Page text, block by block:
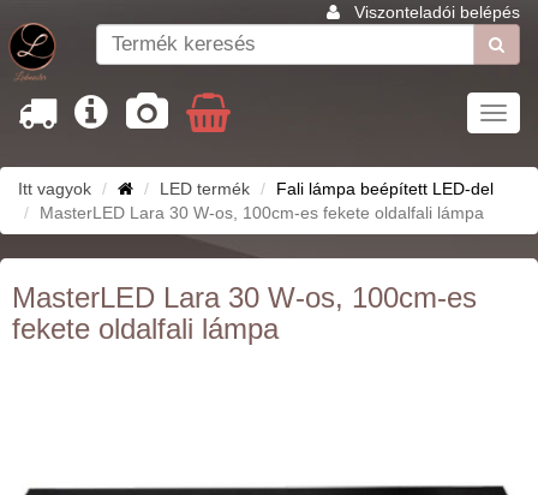
Viszonteladói belépés
Itt vagyok LED termék
Fali lámpa beépített LED-del
MasterLED Lara 30 W-os, 100cm-es fekete oldalfali lámpa
MasterLED Lara 30 W-os, 100cm-es
fekete oldalfali lámpa